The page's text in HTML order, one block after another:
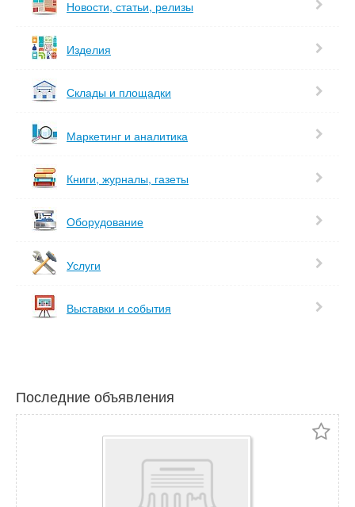
Новости, статьи, релизы
Изделия
Склады и площадки
Маркетинг и аналитика
Книги, журналы, газеты
Оборудование
Услуги
Выставки и события
Последние объявления